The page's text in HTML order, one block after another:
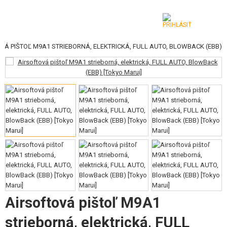
KATEGÓRIE
VZDUCHOVÉ ZBRANE, PRAKY
GRANÁTOMETY, GRANÁTY
GULIČKY, PLYN
AKUMULÁTORY, NABÍJAČKY
ZÁSOBNÍKY, PLNIČKY
OKULIARE, MASKY
PIŠTOĽ M9A1 STRIEBORNÁ, ELEKTRICKÁ, FULL AUTO, BLOWBACK (EBB)
Airsoftová pištoľ M9A1
strieborná, elektrická, FULL